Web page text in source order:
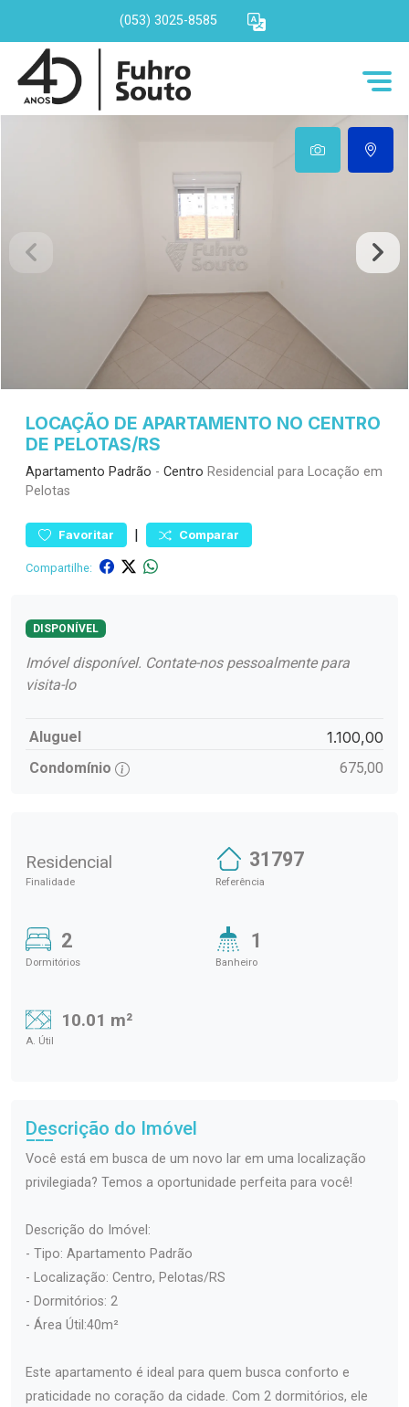
(053) 3025-8585
LOCAÇÃO DE APARTAMENTO NO CENTRO
DE PELOTAS/RS
Apartamento Padrão - Centro Residencial para Locação em
Pelotas
Favoritar | Comparar
Compartilhe:
DISPONÍVEL
Imóvel disponível. Contate-nos pessoalmente para
visita-lo
Aluguel 1.100,00
Condomínio 675,00
Residencial
Finalidade
31797
Referência
2
Dormitórios
1
Banheiro
10.01 m²
A. Útil
Descrição do Imóvel
Você está em busca de um novo lar em uma localização
privilegiada? Temos a oportunidade perfeita para você!
Descrição do Imóvel:
- Tipo: Apartamento Padrão
- Localização: Centro, Pelotas/RS
- Dormitórios: 2
- Área Útil:40m²
Este apartamento é ideal para quem busca conforto e
praticidade no coração da cidade. Com 2 dormitórios, ele